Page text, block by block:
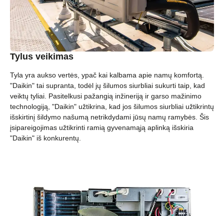
Tylus veikimas
Tyla yra aukso vertės, ypač kai kalbama apie namų komfortą.
"Daikin" tai supranta, todėl jų šilumos siurbliai sukurti taip, kad
veiktų tyliai. Pasitelkusi pažangią inžineriją ir garso mažinimo
technologiją, "Daikin" užtikrina, kad jos šilumos siurbliai užtikrintų
išskirtinį šildymo našumą netrikdydami jūsų namų ramybės. Šis
įsipareigojimas užtikrinti ramią gyvenamąją aplinką išskiria
"Daikin" iš konkurentų.